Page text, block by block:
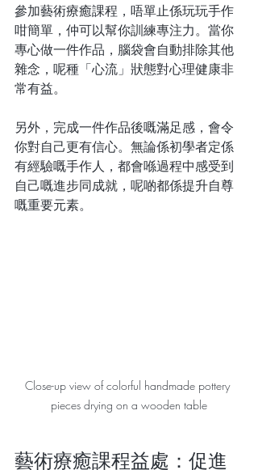
參加藝術療癒課程，唔單止係玩玩手作
咁簡單，仲可以幫你訓練專注力。當你
專心做一件作品，腦袋會自動排除其他
雜念，呢種「心流」狀態對心理健康非
常有益。
另外，完成一件作品後嘅滿足感，會令
你對自己更有信心。無論係初學者定係
有經驗嘅手作人，都會喺過程中感受到
自己嘅進步同成就，呢啲都係提升自尊
嘅重要元素。
Close-up view of colorful handmade pottery
pieces drying on a wooden table
藝術療癒課程益處：促進